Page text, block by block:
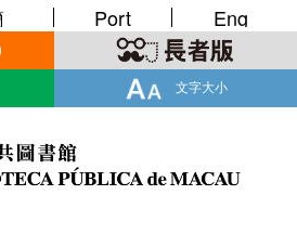
文字大小
Port Eng